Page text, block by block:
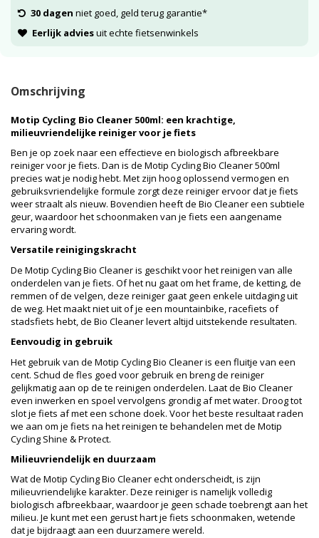
30 dagen niet goed, geld terug garantie*
Eerlijk adviesuit echte fietsenwinkels
Omschrijving
Motip Cycling Bio Cleaner 500ml: een krachtige,
milieuvriendelijke reiniger voor je fiets
Ben je op zoek naar een effectieve en biologisch afbreekbare
reiniger voor je fiets. Dan is de Motip Cycling Bio Cleaner 500ml
precies wat je nodig hebt. Met zijn hoog oplossend vermogen en
gebruiksvriendelijke formule zorgt deze reiniger ervoor dat je fiets
weer straalt als nieuw. Bovendien heeft de Bio Cleaner een subtiele
geur, waardoor het schoonmaken van je fiets een aangename
ervaring wordt.
Versatile reinigingskracht
De Motip Cycling Bio Cleaner is geschikt voor het reinigen van alle
onderdelen van je fiets. Of het nu gaat om het frame, de ketting, de
remmen of de velgen, deze reiniger gaat geen enkele uitdaging uit
de weg. Het maakt niet uit of je een mountainbike, racefiets of
stadsfiets hebt, de Bio Cleaner levert altijd uitstekende resultaten.
Eenvoudig in gebruik
Het gebruik van de Motip Cycling Bio Cleaner is een fluitje van een
cent. Schud de fles goed voor gebruik en breng de reiniger
gelijkmatig aan op de te reinigen onderdelen. Laat de Bio Cleaner
even inwerken en spoel vervolgens grondig af met water. Droog tot
slot je fiets af met een schone doek. Voor het beste resultaat raden
we aan om je fiets na het reinigen te behandelen met de Motip
Cycling Shine & Protect.
Milieuvriendelijk en duurzaam
Wat de Motip Cycling Bio Cleaner echt onderscheidt, is zijn
milieuvriendelijke karakter. Deze reiniger is namelijk volledig
biologisch afbreekbaar, waardoor je geen schade toebrengt aan het
milieu. Je kunt met een gerust hart je fiets schoonmaken, wetende
dat je bijdraagt aan een duurzamere wereld.